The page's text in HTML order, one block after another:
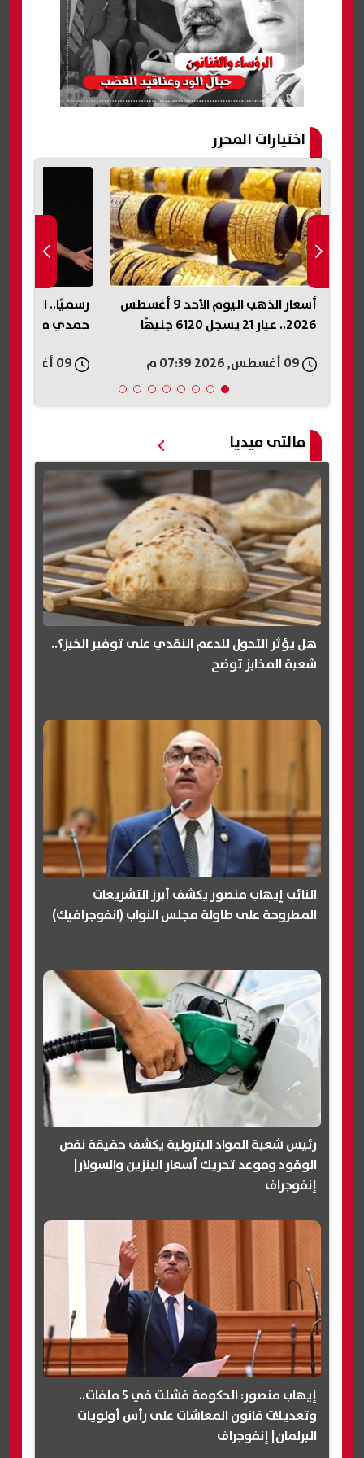
اختيارات المحرر
أسعار الذهب اليوم الأحد 9 أغسطس
2026.. عيار 21 يسجل 6120 جنيهًا
رسميًا.. الكرمة
حمدي مهاجم
مالتى ميديا
هل يؤثر التحول للدعم النقدي على توفير الخبز؟..
شعبة المخابز توضح
النائب إيهاب منصور يكشف أبرز التشريعات
المطروحة على طاولة مجلس النواب (انفوجرافيك)
رئيس شعبة المواد البترولية يكشف حقيقة نقص
الوقود وموعد تحريك أسعار البنزين والسولار|
إنفوجراف
إيهاب منصور: الحكومة فشلت في 5 ملفات..
وتعديلات قانون المعاشات على رأس أولويات
البرلمان| إنفوجراف